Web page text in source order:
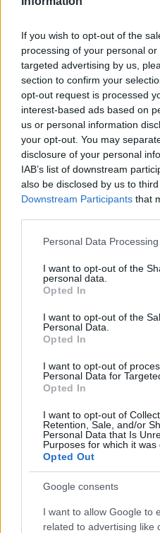
If you wish to opt-out of the
processing of your personal
targeted advertising by us,
section to confirm your
opt-out request is processed
interest-based ads based on
us or personal information
your opt-out. You may
disclosure of your personal
IAB’s list of downstream
also be disclosed by us to
Downstream Participants that
Please note that this website/
not limited to your visit or
grant or deny consent to
use your data for below
consent section.
Personal Data
I want to opt-out of the
personal data.
Opted In
I want to opt-out of the
Personal Data.
Opted In
I want to opt-out of
Personal Data for
Opted In
I want to opt-out of
Retention, Sale, and/or
Personal Data that Is
Purposes for which it was
Opted Out
Google consents
I want to allow Google to
related to advertising like
Az Európai Unió szerint
meg a lengyel
nemzeti jogot az uniós jog
Bizottság figyelmeztette
szabályokat minden
Európai Néppárt szerint a
is kérdésessé teheti a
2021. január 23. 17:37
Nemzeti gyász
kitört tűzvész miatt
Nemzeti gyász van
tragédiában. A hatóságok
ügyben. Kiderült, hogy még
üzemeltetőnek.